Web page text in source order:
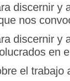
discernir y
nos
discernir y
en
el trabajo